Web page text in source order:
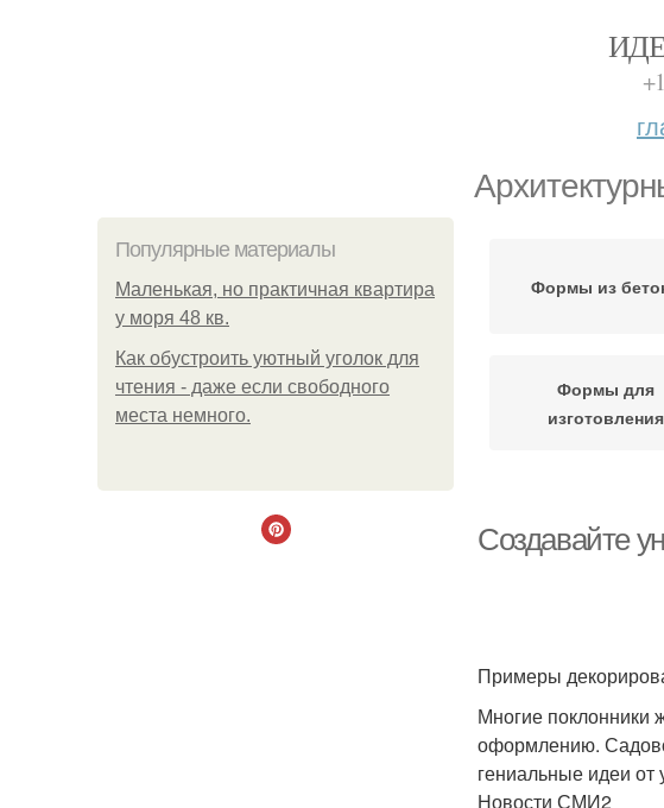
Популярные материалы
Маленькая, но практичная квартира
у моря 48 кв.
Как обустроить уютный уголок для
чтения - даже если свободного
места немного.
Формы из
Формы для
изготовления
Создавайте
Примеры
Многие поклонники
оформлению.
гениальные идеи
Новости СМИ2